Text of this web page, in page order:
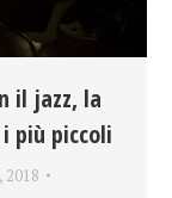
il jazz, la
più piccoli
2018